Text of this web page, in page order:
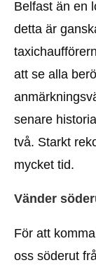
Belfast än en
detta är
att se alla
senare
två. Starkt
mycket tid.
Vänder
För att
oss söderut